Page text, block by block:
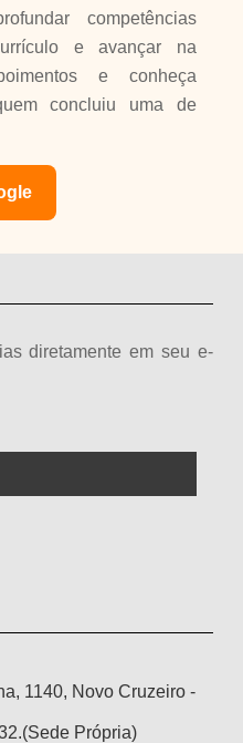
competências
e avançar na
e conheça
concluiu uma de
diretamente em seu e-
1140, Novo Cruzeiro -
Própria)